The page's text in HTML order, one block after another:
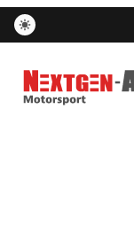
Nextgen-